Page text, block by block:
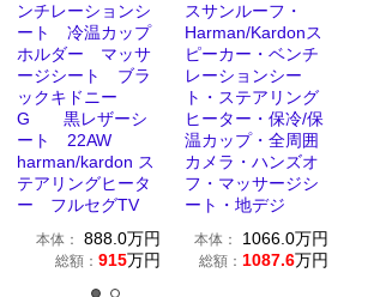
ンチレーションシ
ート 冷温カップ
ホルダー マッサ
ージシート ブラ
ックキドニー
G 黒レザーシ
ート 22AW
harman/kardon ス
テアリングヒータ
ー フルセグTV
本体： 888.0万円
総額： 915万円
スサンルーフ・
Harman/Kardonス
ピーカー・ベンチ
レーションシー
ト・ステアリング
ヒーター・保冷/保
温カップ・全周囲
カメラ・ハンズオ
フ・マッサージシ
ート・地デジ
本体： 1066.0万円
総額： 1087.6万円